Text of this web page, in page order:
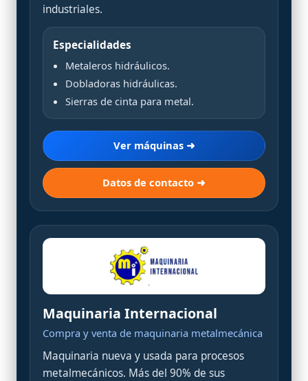
industriales.
Especialidades
Metaleros hidráulicos.
Dobladoras hidráulicas.
Sierras de cinta para metal.
Ver máquinas ➜
Datos de contacto ➜
Maquinaria Internacional
Compra y venta de maquinaria metalmecánica
Maquinaria nueva y usada para procesos
metalmecánicos. Más del 90% de sus